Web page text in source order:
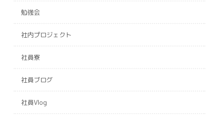
勉強会
社内プロジェクト
社員寮
社員ブログ
社員Vlog